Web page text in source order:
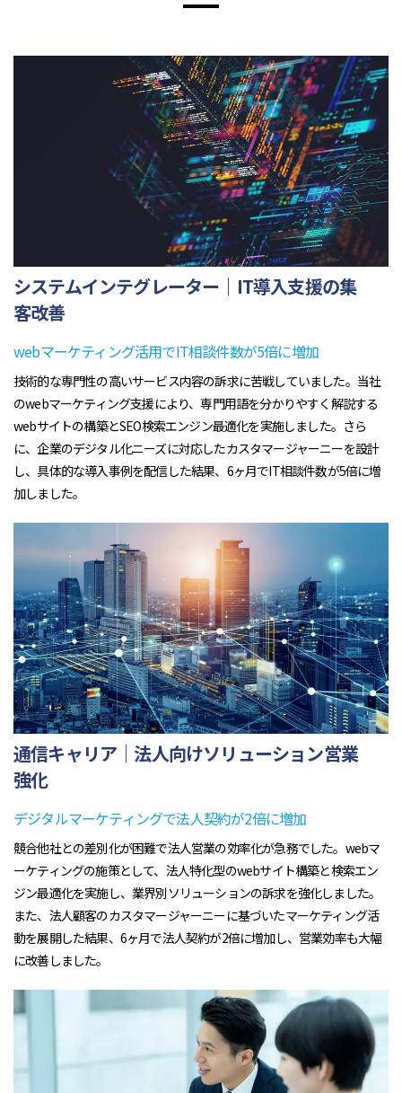
システムインテグレーター｜IT導入支援の集
客改善
webマーケティング活用でIT相談件数が5倍に増加
技術的な専門性の高いサービス内容の訴求に苦戦していました。当社
のwebマーケティング支援により、専門用語を分かりやすく解説する
webサイトの構築とSEO検索エンジン最適化を実施しました。さら
に、企業のデジタル化ニーズに対応したカスタマージャーニーを設計
し、具体的な導入事例を配信した結果、6ヶ月でIT相談件数が5倍に増
加しました。
通信キャリア｜法人向けソリューション営業
強化
デジタルマーケティングで法人契約が2倍に増加
競合他社との差別化が困難で法人営業の効率化が急務でした。webマ
ーケティングの施策として、法人特化型のwebサイト構築と検索エン
ジン最適化を実施し、業界別ソリューションの訴求を強化しました。
また、法人顧客のカスタマージャーニーに基づいたマーケティング活
動を展開した結果、6ヶ月で法人契約が2倍に増加し、営業効率も大幅
に改善しました。